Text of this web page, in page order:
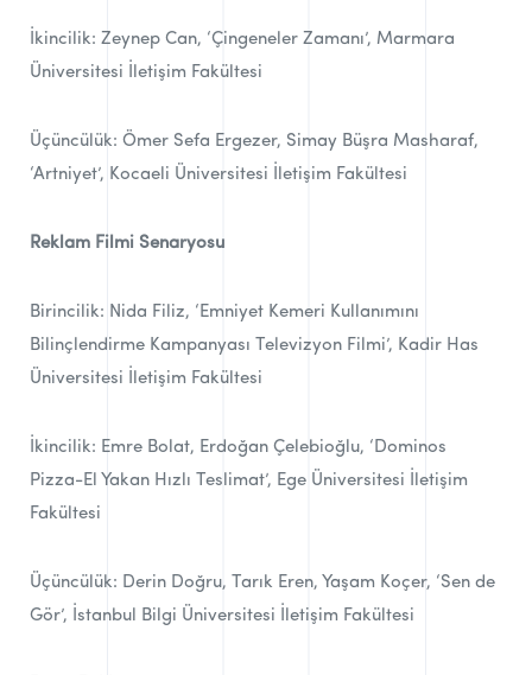
İkincilik: Zeynep Can, ‘Çingeneler Zamanı’, Marmara
Üniversitesi İletişim Fakültesi
Üçüncülük: Ömer Sefa Ergezer, Simay Büşra Masharaf,
‘Artniyet’, Kocaeli Üniversitesi İletişim Fakültesi
Reklam Filmi Senaryosu
Birincilik: Nida Filiz, ‘Emniyet Kemeri Kullanımını
Bilinçlendirme Kampanyası Televizyon Filmi’, Kadir Has
Üniversitesi İletişim Fakültesi
İkincilik: Emre Bolat, Erdoğan Çelebioğlu, ‘Dominos
Pizza-El Yakan Hızlı Teslimat’, Ege Üniversitesi İletişim
Fakültesi
Üçüncülük: Derin Doğru, Tarık Eren, Yaşam Koçer, ‘Sen de
Gör’, İstanbul Bilgi Üniversitesi İletişim Fakültesi